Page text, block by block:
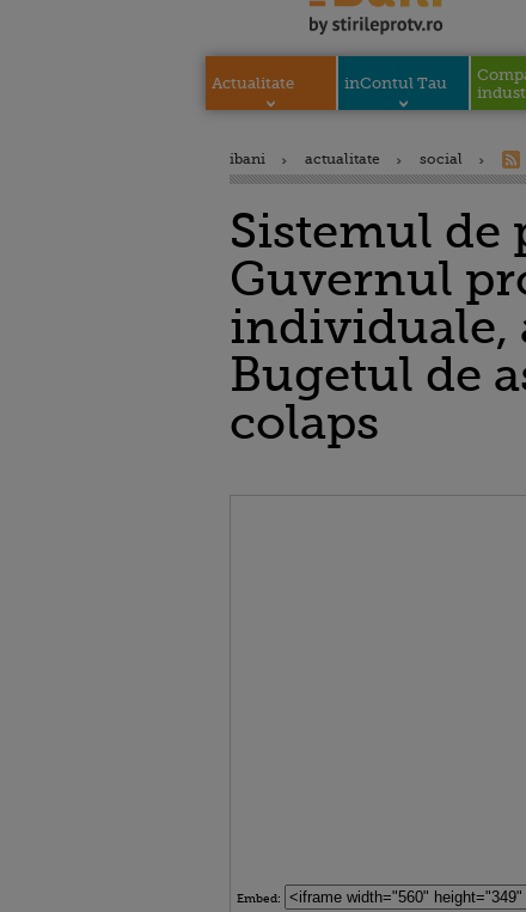
Actualitate inContul Tau
ibani actualitate social
Sistemul de
Guvernul
individuale,
Bugetul de
colaps
Embed: